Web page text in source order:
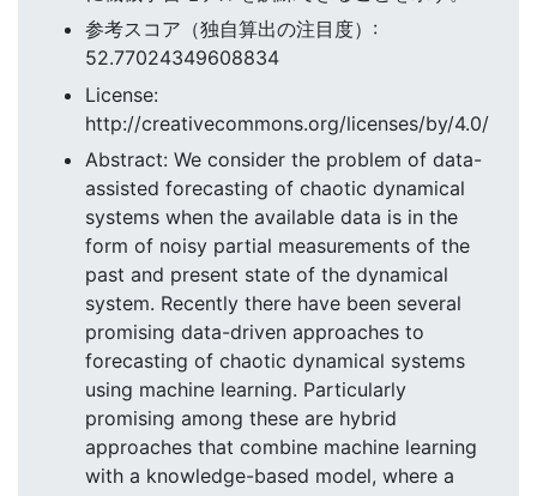
参考スコア（独自算出の注目度）:
52.77024349608834
License:
http://creativecommons.org/licenses/by/4.0/
Abstract: We consider the problem of data-
assisted forecasting of chaotic dynamical
systems when the available data is in the
form of noisy partial measurements of the
past and present state of the dynamical
system. Recently there have been several
promising data-driven approaches to
forecasting of chaotic dynamical systems
using machine learning. Particularly
promising among these are hybrid
approaches that combine machine learning
with a knowledge-based model, where a